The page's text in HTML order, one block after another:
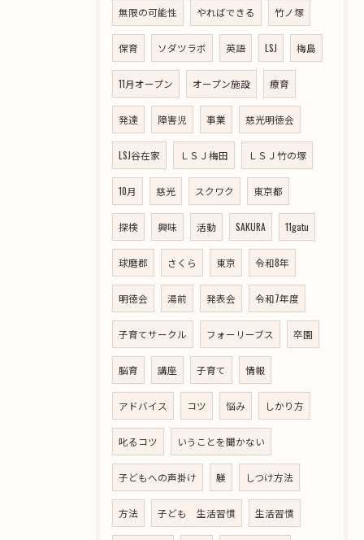
無限の可能性 やればできる 竹ノ塚
保育 ソダツラボ 英語 LSJ 梅島
11月オープン オープン施設 療育
発達 障害児 事業 慈光明徳会
LSJ谷在家 ＬＳＪ梅田 ＬＳＪ竹の塚
10月 慈光 スクワク 東京都
探検 興味 活動 SAKURA 11gatu
球磨郡 さくら 東京 令和8年
明徳会 湯前 発表会 令和7年度
子育てサークル フォーリーブス 卒園
脳育 講座 子育て 情報
アドバイス コツ 悩み しかり方
叱るコツ いうことを聞かない
子どもへの声掛け 躾 しつけ方法
方法 子ども 生活習慣 生活習慣